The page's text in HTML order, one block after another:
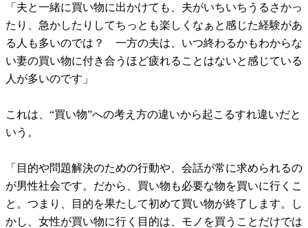
「夫と一緒に買い物に出かけても、夫がいちいちうるさかっ
たり、急かしたりしてちっとも楽しくなぁと感じた経験があ
る人も多いのでは？ 一方の夫は、いつ終わるかもわからな
い妻の買い物に付き合うほど疲れることはないと感じている
人が多いのです」
これは、“買い物”への考え方の違いから起こるすれ違いだと
いう。
「目的や問題解決のための行動や、会話が常に求められるの
が男性社会です。だから、買い物も必要な物を買いに行くこ
と。つまり、目的を果たして初めて買い物が終了します。し
かし、女性が買い物に行く目的は、モノを買うことだけでは